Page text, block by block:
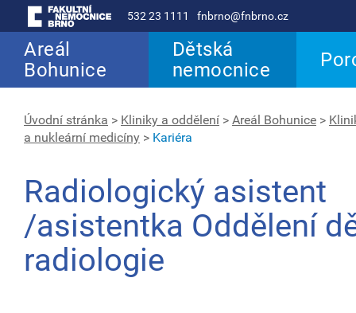
532 23 1111 fnbrno@fnbrno.cz
Areál
Bohunice
Dětská
nemocnice
Úvodní stránka > Kliniky a oddělení > Areál Bohunice >
a nukleární medicíny > Kariéra
Radiologický asistent
/asistentka Oddělení
radiologie